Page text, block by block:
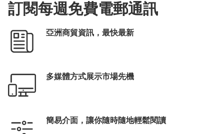
訂閱每週免費電郵通訊
亞洲商貿資訊，最快最新
多媒體方式展示市場先機
簡易介面，讓你隨時隨地輕鬆閱讀